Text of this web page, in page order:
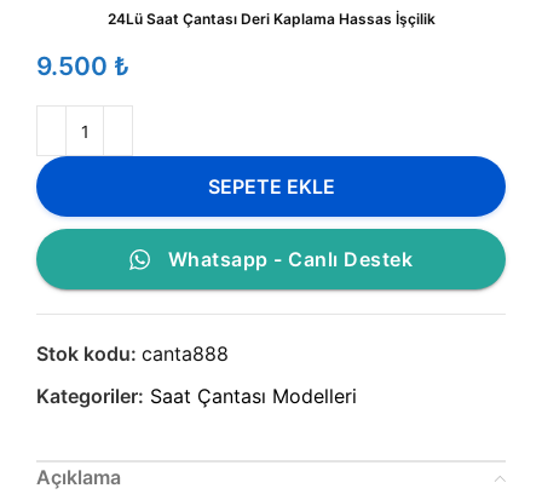
24Lü Saat Çantası Deri Kaplama Hassas İşçilik
₺
SEPETE EKLE
Whatsapp - Canlı Destek
Stok kodu: canta888
Kategoriler: Saat Çantası Modelleri
Açıklama